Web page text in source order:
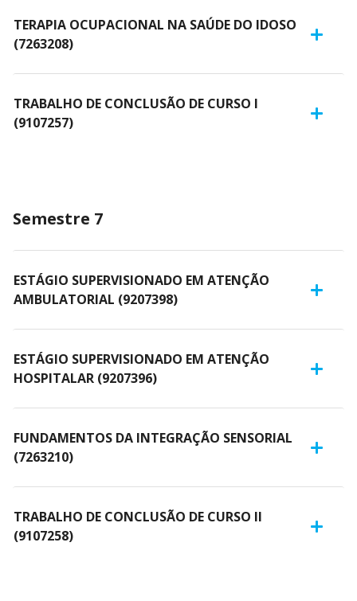
TERAPIA OCUPACIONAL NA SAÚDE DO IDOSO
(7263208)
TRABALHO DE CONCLUSÃO DE CURSO I
(9107257)
Semestre 7
ESTÁGIO SUPERVISIONADO EM ATENÇÃO
AMBULATORIAL (9207398)
ESTÁGIO SUPERVISIONADO EM ATENÇÃO
HOSPITALAR (9207396)
FUNDAMENTOS DA INTEGRAÇÃO SENSORIAL
(7263210)
TRABALHO DE CONCLUSÃO DE CURSO II
(9107258)